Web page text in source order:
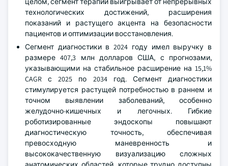
технологических достижений, расширения
показаний и растущего акцента на безопасности
пациентов и оптимизации восстановления.
Сегмент диагностики в 2024 году имел выручку в
размере 407,3 млн долларов США, с прогнозами,
указывающими на стабильное расширение на 15,1%
CAGR с 2025 по 2034 год. Сегмент диагностики
стимулируется растущей потребностью в раннем и
точном выявлении заболеваний, особенно
желудочно-кишечных и легочных. Гибкие
роботизированные эндоскопы повышают
диагностическую точность, обеспечивая
превосходную маневренность и
высококачественную визуализацию сложных